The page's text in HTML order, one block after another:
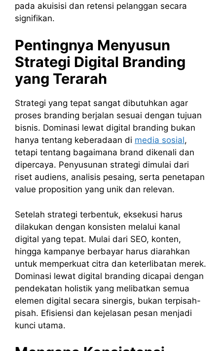
pada akuisisi dan retensi pelanggan secara
signifikan.
Pentingnya Menyusun
Strategi Digital Branding
yang Terarah
Strategi yang tepat sangat dibutuhkan agar
proses branding berjalan sesuai dengan tujuan
bisnis. Dominasi lewat digital branding bukan
hanya tentang keberadaan di media sosial,
tetapi tentang bagaimana brand dikenali dan
dipercaya. Penyusunan strategi dimulai dari
riset audiens, analisis pesaing, serta penetapan
value proposition yang unik dan relevan.
Setelah strategi terbentuk, eksekusi harus
dilakukan dengan konsisten melalui kanal
digital yang tepat. Mulai dari SEO, konten,
hingga kampanye berbayar harus diarahkan
untuk memperkuat citra dan keterlibatan merek.
Dominasi lewat digital branding dicapai dengan
pendekatan holistik yang melibatkan semua
elemen digital secara sinergis, bukan terpisah-
pisah. Efisiensi dan kejelasan pesan menjadi
kunci utama.